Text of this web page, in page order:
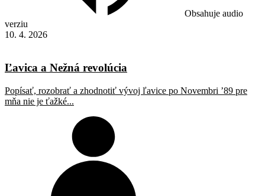
Obsahuje audio
verziu
10. 4. 2026
Ľavica a Nežná revolúcia
Popísať, rozobrať a zhodnotiť vývoj ľavice po Novembri ’89 pre
mňa nie je ťažké...